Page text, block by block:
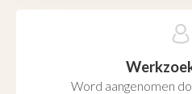
Word aangenomen